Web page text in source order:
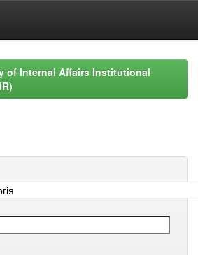
of Internal Affairs Institutional